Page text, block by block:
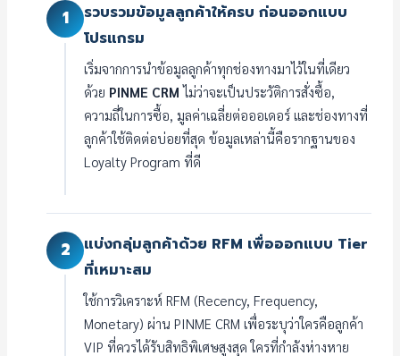
1
รวบรวมข้อมูลลูกค้าให้ครบ ก่อนออกแบบ
โปรแกรม
เริ่มจากการนำข้อมูลลูกค้าทุกช่องทางมาไว้ในที่เดียว
ด้วย PINME CRM ไม่ว่าจะเป็นประวัติการสั่งซื้อ,
ความถี่ในการซื้อ, มูลค่าเฉลี่ยต่อออเดอร์ และช่องทางที่
ลูกค้าใช้ติดต่อบ่อยที่สุด ข้อมูลเหล่านี้คือรากฐานของ
Loyalty Program ที่ดี
2
แบ่งกลุ่มลูกค้าด้วย RFM เพื่อออกแบบ Tier
ที่เหมาะสม
ใช้การวิเคราะห์ RFM (Recency, Frequency,
Monetary) ผ่าน PINME CRM เพื่อระบุว่าใครคือลูกค้า
VIP ที่ควรได้รับสิทธิพิเศษสูงสุด ใครที่กำลังห่างหาย